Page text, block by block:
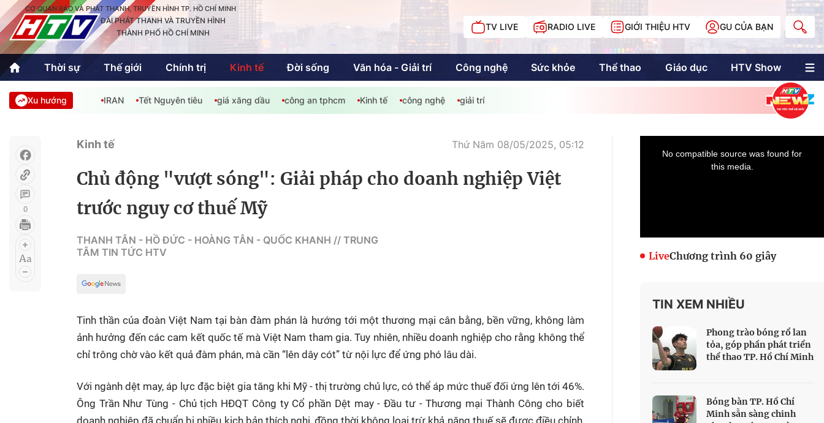
CƠ QUAN BÁO VÀ PHÁT THANH, TRUYỀN HÌNH TP. HỒ CHÍ MINH
ĐÀI PHÁT THANH VÀ TRUYỀN HÌNH
THÀNH PHỐ HỒ CHÍ MINH
TV LIVE RADIO LIVE GIỚI THIỆU HTV GU CỦA BẠN
Thời sự Thế giới Chính trị Kinh tế Đời sống Văn hóa - Giải trí Công nghệ Sức khỏe Thể thao Giáo dục HTV Show
Thời sự
Thể thao
Quốc tế
Văn hóa - Giải trí
Giáo dục Kinh tế
An Sinh
Công nghệ Phóng sự Khán giả HTV
Sự kiện quan tâm
Chuyên đề
Hồ Chí Minh
Chuyển đổi số
ngủ
Chậm
Mái ấm gia đình
Việt
Phim tài liệu
Ngày hội HTV
Innovation Fest
lòng
Cúp Truyền hình
Cuộc đua offroad
SEA Games 33
Multimedia
Multiform
Doanh nhân Sài
Gòn
Xu hướng IRAN Tết Nguyên tiêu giá xăng dầu công an tphcm Kinh tế công nghệ giải trí
0
Kinh tế Thứ Năm 08/05/2025, 05:12
Chủ động "vượt sóng": Giải pháp cho doanh nghiệp Việt
trước nguy cơ thuế Mỹ
THANH TÂN - HỒ ĐỨC - HOÀNG TÂN - QUỐC KHANH // TRUNG
TÂM TIN TỨC HTV
Tinh thần của đoàn Việt Nam tại bàn đàm phán là hướng tới một thương mại cân bằng, bền vững, không làm
ảnh hưởng đến các cam kết quốc tế mà Việt Nam tham gia. Tuy nhiên, nhiều doanh nghiệp cho rằng không thể
chỉ trông chờ vào kết quả đàm phán, mà cần “lên dây cót” từ nội lực để ứng phó lâu dài.
Với ngành dệt may, áp lực đặc biệt gia tăng khi Mỹ - thị trường chủ lực, có thể áp mức thuế đối ứng lên tới 46%.
Ông Trần Như Tùng - Chủ tịch HĐQT Công ty Cổ phần Dệt may - Đầu tư - Thương mại Thành Công cho biết
doanh nghiệp đã chuẩn bị nhiều kịch bản thích nghi, đồng thời không loại trừ khả năng thuế sẽ được điều chỉnh,
LiveChương trình 60 giây
TIN XEM NHIỀU
Phong trào bóng rổ lan
tỏa, góp phần phát triển
thể thao TP. Hồ Chí Minh
Bóng bàn TP. Hồ Chí
Minh sẵn sàng chinh